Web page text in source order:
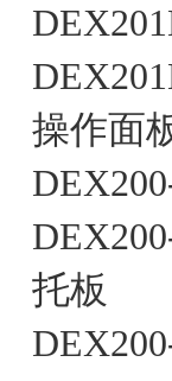
操作面
托板